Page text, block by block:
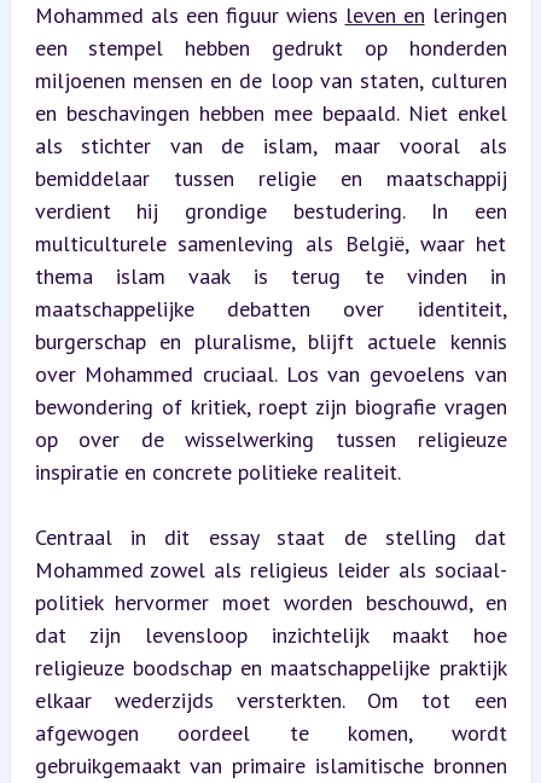
Mohammed als een figuur wiens leven en leringen
een stempel hebben gedrukt op honderden
miljoenen mensen en de loop van staten, culturen
en beschavingen hebben mee bepaald. Niet enkel
als stichter van de islam, maar vooral als
bemiddelaar tussen religie en maatschappij
verdient hij grondige bestudering. In een
multiculturele samenleving als België, waar het
thema islam vaak is terug te vinden in
maatschappelijke debatten over identiteit,
burgerschap en pluralisme, blijft actuele kennis
over Mohammed cruciaal. Los van gevoelens van
bewondering of kritiek, roept zijn biografie vragen
op over de wisselwerking tussen religieuze
inspiratie en concrete politieke realiteit.
Centraal in dit essay staat de stelling dat
Mohammed zowel als religieus leider als sociaal-
politiek hervormer moet worden beschouwd, en
dat zijn levensloop inzichtelijk maakt hoe
religieuze boodschap en maatschappelijke praktijk
elkaar wederzijds versterkten. Om tot een
afgewogen oordeel te komen, wordt
gebruikgemaakt van primaire islamitische bronnen